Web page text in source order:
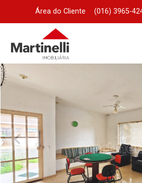
Área do Cliente (016) 3965-